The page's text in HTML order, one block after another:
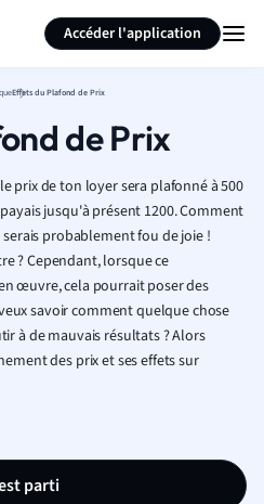
Accéder l'application
Effets du Plafond de Prix
de Prix
prix de ton loyer sera plafonné à 500
jusqu'à présent 1200. Comment
probablement fou de joie !
? Cependant, lorsque ce
œuvre, cela pourrait poser des
savoir comment quelque chose
à de mauvais résultats ? Alors
des prix et ses effets sur
parti
Résumer la page